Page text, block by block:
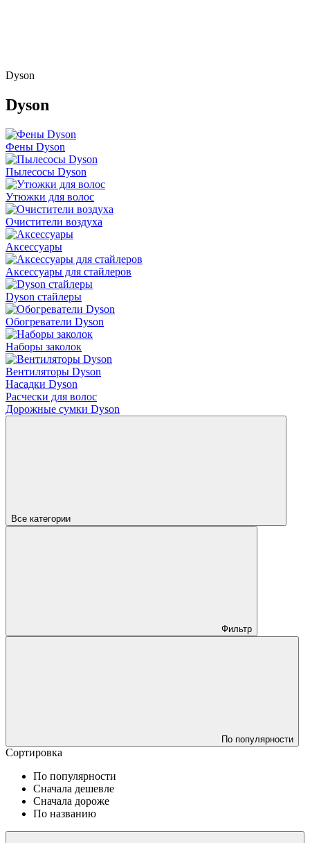
Dyson
Dyson
Фены Dyson
Пылесосы Dyson
Утюжки для волос
Очистители воздуха
Аксессуары
Аксессуары для стайлеров
Dyson стайлеры
Обогреватели Dyson
Наборы заколок
Вентиляторы Dyson
Насадки Dyson
Расчески для волос
Дорожные сумки Dyson
Все категории
Фильтр
По популярности
Сортировка
По популярности
Сначала дешевле
Сначала дороже
По названию